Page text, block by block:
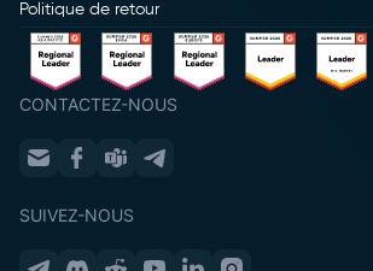
Politique de retour
CONTACTEZ-NOUS
SUIVEZ-NOUS